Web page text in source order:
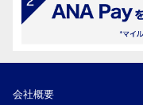
会社概要